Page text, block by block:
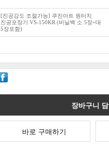
[진공강도 조절가능] 쿠진아트 원터치
진공포장기 VS-150KR (비닐백 소 5장+대
5장포함)
장바구니 담
바로 구매하기